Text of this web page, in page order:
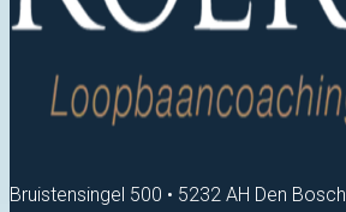
Bruistensingel 500 • 5232 AH Den Bosch